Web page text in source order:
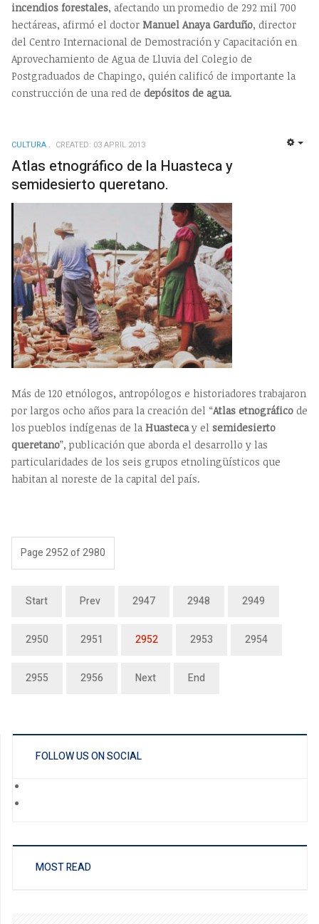
incendios forestales, afectando un promedio de 292 mil 700
hectáreas, afirmó el doctor Manuel Anaya Garduño, director
del Centro Internacional de Demostración y Capacitación en
Aprovechamiento de Agua de Lluvia del Colegio de
Postgraduados de Chapingo, quién calificó de importante la
construcción de una red de depósitos de agua.
CULTURA CREATED: 03 APRIL 2013
Atlas etnográfico de la Huasteca y
semidesierto queretano.
Más de 120 etnólogos, antropólogos e historiadores trabajaron
por largos ocho años para la creación del “Atlas etnográfico de
los pueblos indígenas de la Huastecay el semidesierto
queretano”, publicación que aborda el desarrollo y las
particularidades de los seis grupos etnolingüísticos que
habitan al noreste de la capital del país.
Page 2952 of 2980
Start Prev 2947 2948 2949
2950 2951 2952 2953 2954
2955 2956 Next End
FOLLOW US ON SOCIAL
MOST READ